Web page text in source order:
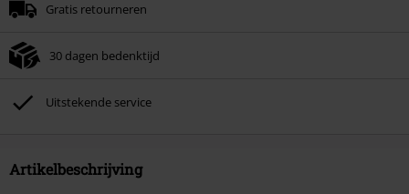
Gratis retourneren
30 dagen bedenktijd
Uitstekende service
Artikelbeschrijving